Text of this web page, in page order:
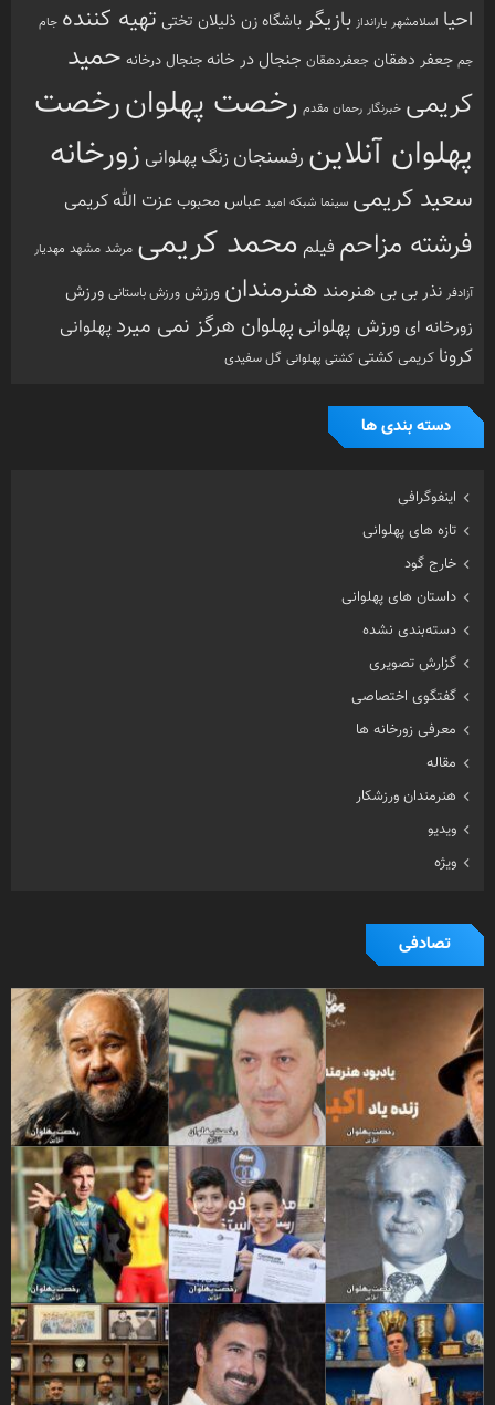
احیا اسلامشهر بارانداز بازیگرباشگاه زن ذلیلان تختی تهیه کننده جام
جم جعفر دهقان جعفردهقان جنجال در خانه جنجال درخانه حمید
کریمی خبرنگار رحمان مقدم رخصت پهلوانرخصت
پهلوان آنلاین رفسنجان زنگ پهلوانی زورخانه
سعید کریمی سینما شبکه امید عباس محبوبعزت الله کریمی
فرشته مزاحمفیلم محمد کریمی مرشد مشهد مهدیار
آزادفر نذر بی بی هنرمند هنرمندان ورزش ورزش باستانی ورزش
زورخانه ای ورزش پهلوانی پهلوان هرگز نمی میرد پهلوانی
کرونا کریمی کشتی کشتی پهلوانی گل سفیدی
دسته بندی ها
اینفوگرافی
تازه های پهلوانی
خارج گود
داستان های پهلوانی
دسته‌بندی نشده
گزارش تصویری
گفتگوی اختصاصی
معرفی زورخانه ها
مقاله
هنرمندان ورزشکار
ویدیو
ویژه
تصادفی